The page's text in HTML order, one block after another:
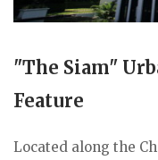
"The Siam"
Feature
Located along the